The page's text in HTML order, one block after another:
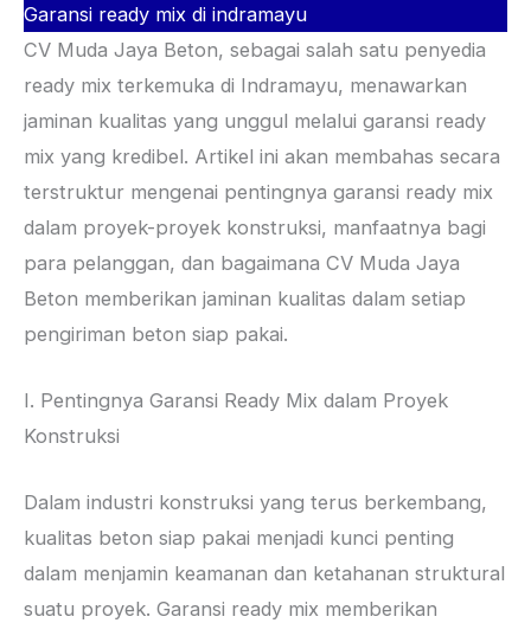
Garansi ready mix di indramayu
CV Muda Jaya Beton, sebagai salah satu penyedia
ready mix terkemuka di Indramayu, menawarkan
jaminan kualitas yang unggul melalui garansi ready
mix yang kredibel. Artikel ini akan membahas secara
terstruktur mengenai pentingnya garansi ready mix
dalam proyek-proyek konstruksi, manfaatnya bagi
para pelanggan, dan bagaimana CV Muda Jaya
Beton memberikan jaminan kualitas dalam setiap
pengiriman beton siap pakai.
I. Pentingnya Garansi Ready Mix dalam Proyek
Konstruksi
Dalam industri konstruksi yang terus berkembang,
kualitas beton siap pakai menjadi kunci penting
dalam menjamin keamanan dan ketahanan struktural
suatu proyek. Garansi ready mix memberikan